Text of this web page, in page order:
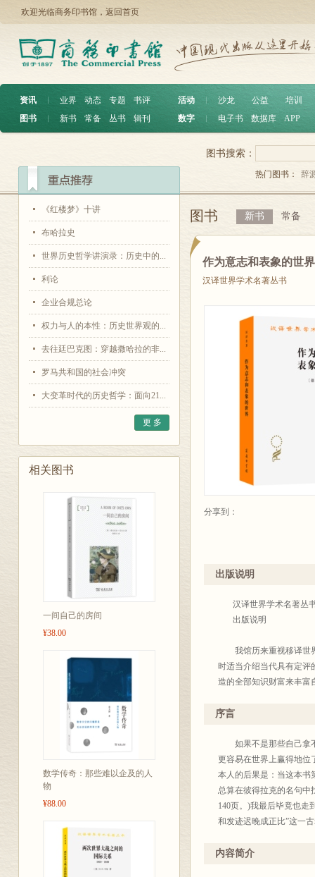
欢迎光临商务印书馆， 返回首页
资讯 ︱ 业界 动态 专题
书评
图书
︱ 新书 常备 丛书 辑刊
活动 沙龙 公益
培训
数字
电子书 数据库 APP
《红楼梦》十讲
布哈拉史
世界历史哲学讲演录：历史中的...
利论
企业合规总论
权力与人的本性：历史世界观的...
去往廷巴克图：穿越撒哈拉的非...
罗马共和国的社会冲突
大变革时代的历史哲学：面向21...
更 多
相关图书
一间自己的房间
¥38.00
数学传奇：那些难以企及的人
物
¥88.00
图书搜索：
热门图书： 辞
图书 新书 常备
作为意志和表象的世
汉译世界学术名著丛书
分享到：
出版说明
汉译世界学术名著丛
出版说明
我馆历来重视移译世界
时适当介绍当代具有定评
造的全部知识财富来丰富
查考，又利于文化积累。
体例也不完全统一，凡
析态度去研读这些著作，
界、著译界给我们批评、
商务
2003年10月
序言
如果不是那些自己拿不
更容易在世界上赢得地位
本人的后果是：当这本书
总算在彼得拉克的名句中
140页。)我最后毕竟也走
和发迹迟晚成正比”这一
第二版一样排印，就会多
内容简介